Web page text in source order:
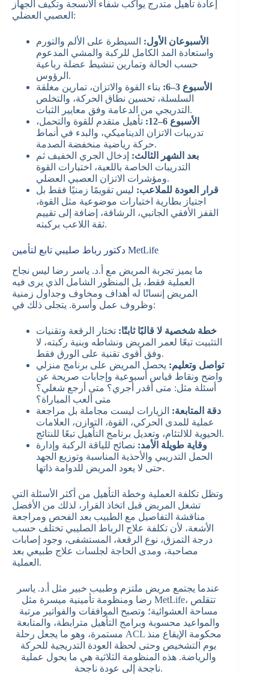
إعادة تأهيل متدرج يواكب شفاء الأنسجة وتكيف الجهاز
العصبي العضلي:
الأسبوعان الأول: السيطرة على الألم والتورم
واستعادة المد الكامل للركبة والمشي المدعوم
حسب الحالة وتمارين تنشيط عضلة رباعية
الرؤوس.
الأسبوع 3–6:
بناء القوة والاتزان، تمارين مغلقة
السلسلة، تحسين نطاق الحركة، والتخلص
التدريجي من الدعامة وفق معايير الثبات.
الأسبوع 6–12:
تأهيل متقدم للقوة والتحمل،
تدريبات الاتزان الديناميكي، والبدء في أنماط
حركة رياضية منخفضة الصدمة.
بعد الشهر الثالث: إدخال الجري الخفيف ثم
التدريبات الخاصة باللعبة، اختبارات القوة
ومؤشرات الاتزان العصبي العضلي.
قرار العودة للملاعب: ليس تقويمًا زمنيًا فقط بل
اجتياز بطارية اختبارات موضوعية مثل القوة،
القفز الأفقي الجانبي، الرشاقة، إضافة إلى تقييم
ثقة اللاعب بركبته.
دكتور رباط صليبي تابع لتأمين MetLife
ما يميز تجربة المريض مع أ.د. ياسر رضا ليس نجاح
العملية فقط، بل المنظور الشامل الذي يرى فيه
المريض إنسانًا له أهداف ومخاوف وجداول زمنية
وظروف عمل وأسرة. يتجلى ذلك في:
خطة شخصية لا قالبًا ثابتًا: تختار الرقعة وتقنيات
التثبيت تبعًا لعمر المريض ونشاطه وبنية ركبته، لا
وفق أقوى تقنية على الورق فقط.
تواصل وتعليم: يحصل المريض على برنامج منزلي
واضح ونقاط قياس أسبوعية وإجابات صريحة عن
أسئلة مثل: متى أقدر أجري؟ متى أرجع شغلي؟
متى ألعب المباراة؟
دقة المتابعة: الزيارات ليست مجاملة بل مراجعة
عملية للمدى الحركي، القوة، التوازن، العلامات
الحيوية للالتئام، وتعديل برنامج التأهيل تبعًا للنتائج.
وقاية طويلة الأمد: نصائح للياقة الركبة وإدارة
الحمل التدريبي والأحذية المناسبة وتوزيع الجهد
حتى لا يعود المريض للدوامة ذاتها.
وتظل تكلفة العملية وخطة التأهيل من أكثر الأسئلة التي
تشغل المريض قبل اتخاذ القرار، لذلك من الأفضل
مناقشة التفاصيل مع الطبيب بعد الفحص ومراجعة
الأشعة، لأن تكلفة علاج الرباط الصليبي تختلف حسب
درجة التمزق، نوع الرقعة، المستشفى، وجود إصابات
مصاحبة، ومدى الحاجة لجلسات علاج طبيعي بعد
العملية.
عندما يجتمع مريض ملتزم وطبيب خبير مثل أ.د. ياسر
رضا ومنظومة تأمينية ميسرة مثل MetLife، تتقلص
مساحة العشوائية؛ وتصبح الموافقات والفواتير مرتبة
والمواعيد محسوبة وبرامج التأهيل مترابطة، والمتابعة
مستمرة، وهو ما يجعل رحلة ACL محكومة الإيقاع منذ
يوم التشخيص وحتى لحظة العودة التدريجية للحركة
والرياضة. هذه المنظومة الثلاثية هي ما يحول عملية
ناجحة إلى عودة ناجحة.